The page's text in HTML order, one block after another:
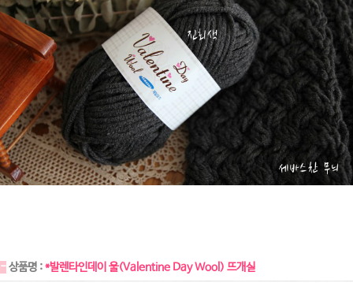
-상품명 :*발렌타인데이 울(Valentine Day Wool) 뜨개실